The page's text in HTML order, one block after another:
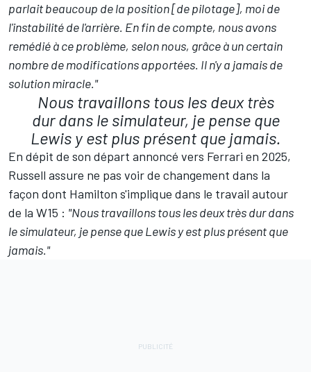
parlait beaucoup de la position [de pilotage], moi de
l'instabilité de l'arrière. En fin de compte, nous avons
remédié à ce problème, selon nous, grâce à un certain
nombre de modifications apportées. Il n'y a jamais de
solution miracle."
Nous travaillons tous les deux très
dur dans le simulateur, je pense que
Lewis y est plus présent que jamais.
En dépit de son départ annoncé vers Ferrari en 2025,
Russell assure ne pas voir de changement dans la
façon dont Hamilton s'implique dans le travail autour
de la W15 : "Nous travaillons tous les deux très dur dans
le simulateur, je pense que Lewis y est plus présent que
jamais."